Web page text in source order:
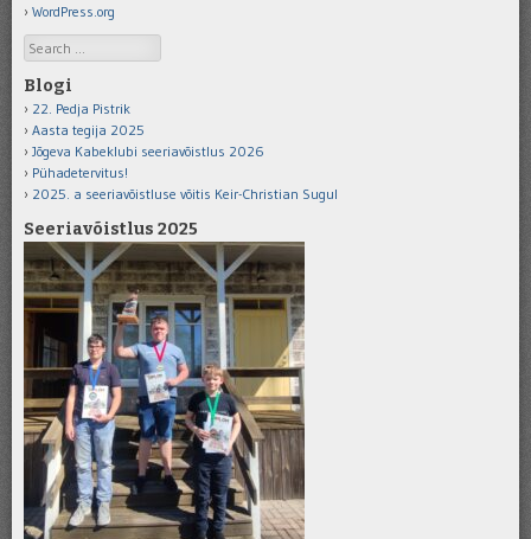
WordPress.org
Search
Blogi
22. Pedja Pistrik
Aasta tegija 2025
Jõgeva Kabeklubi seeriavõistlus 2026
Pühadetervitus!
2025. a seeriavõistluse võitis Keir-Christian Sugul
Seeriavõistlus 2025